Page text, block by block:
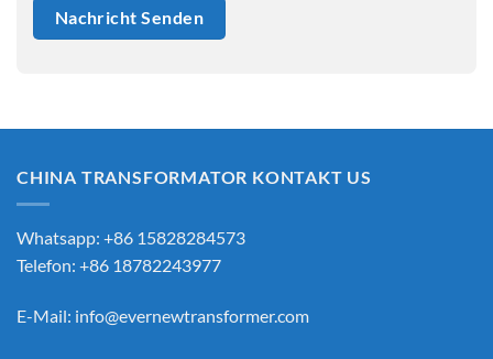
CHINA TRANSFORMATOR KONTAKT US
Whatsapp: +86 15828284573
Telefon: +86 18782243977
E-Mail: info@evernewtransformer.com